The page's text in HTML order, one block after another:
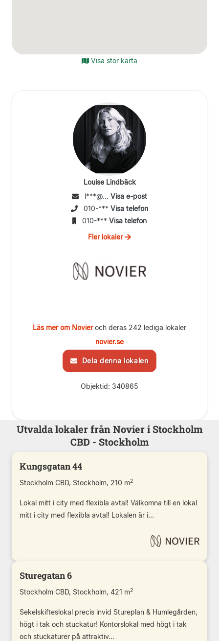
Visa stor karta
Louise Lindbäck
l***@... Visa e-post
010-*** Visa telefon
010-*** Visa telefon
Fler lokaler
Läs mer om Novieroch deras 242 lediga lokaler
novier.se
Dela denna lokalen
Objektid: 340865
Utvalda lokaler från Novier i Stockholm
CBD - Stockholm
Kungsgatan 44
Stockholm CBD, Stockholm, 210 m2
Lokal mitt i city med flexibla avtal! Välkomna till en lokal
mitt i city med flexibla avtal! Lokalen är i...
Sturegatan 6
Stockholm CBD, Stockholm, 421 m2
Sekelskifteslokal precis invid Stureplan & Humlegården,
högt i tak och stuckatur! Kontorslokal med högt i tak
och stuckaturer på attraktiv...